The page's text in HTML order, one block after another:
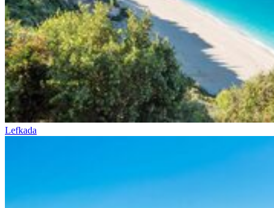
Lefkada